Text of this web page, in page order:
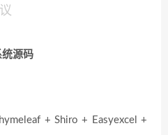
统源码
+ Shiro + Easyexcel +